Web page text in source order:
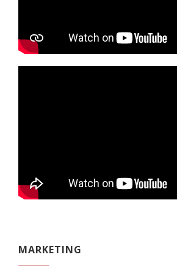
MARKETING